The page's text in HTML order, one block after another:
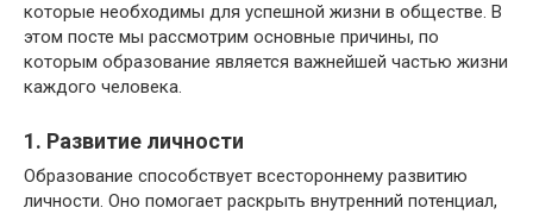
которые необходимы для успешной жизни в обществе. В
этом посте мы рассмотрим основные причины, по
которым образование является важнейшей частью жизни
каждого человека.
1. Развитие личности
Образование способствует всестороннему развитию
личности. Оно помогает раскрыть внутренний потенциал,